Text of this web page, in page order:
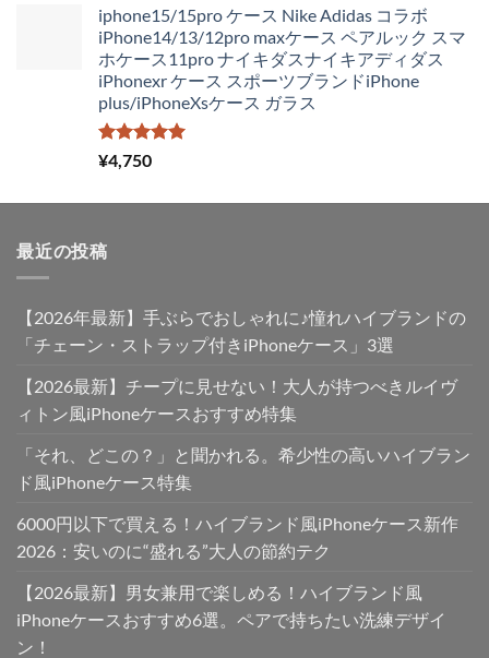
価
格
は
¥4,250
で
し
の
価
格
は
¥2,980
iphone15/15pro ケース Nike Adidas コラボ
iPhone14/13/12pro maxケース ペアルック スマ
ホケース11pro ナイキダスナイキアディダス
iPhonexr ケース スポーツブランドiPhone
plus/iPhoneXsケース ガラス
5段階中
5.00
¥4,750
最近の投稿
【2026年最新】手ぶらでおしゃれに♪憧れハイブランドの
「チェーン・ストラップ付きiPhoneケース」3選
【2026最新】チープに見せない！大人が持つべきルイヴ
ィトン風iPhoneケースおすすめ特集
「それ、どこの？」と聞かれる。希少性の高いハイブラン
ド風iPhoneケース特集
6000円以下で買える！ハイブランド風iPhoneケース新作
2026：安いのに“盛れる”大人の節約テク
【2026最新】男女兼用で楽しめる！ハイブランド風
iPhoneケースおすすめ6選。ペアで持ちたい洗練デザイ
ン！